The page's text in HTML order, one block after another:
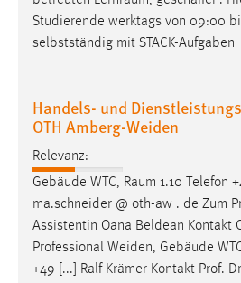
Handels- und
Gebäude WTC,Raum1.10 Telefon
ma.schneider @ oth-aw . de Zum
Assistentin Oana Beldean Kontakt
Professional Weiden, Gebäude
+49 [...] Ralf Krämer Kontakt Prof.
Professor Weiden Business School
Hauptgebäude,Raum 101 Telefon
r.kraemer @ oth-aw . de https://